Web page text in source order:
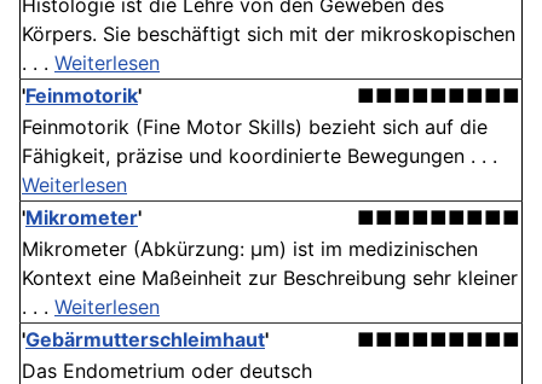
Histologie ist die Lehre von den Geweben des
Körpers. Sie beschäftigt sich mit der mikroskopischen
. . . Weiterlesen
'Feinmotorik'
■■■■■■■■■
Feinmotorik (Fine Motor Skills) bezieht sich auf die
Fähigkeit, präzise und koordinierte Bewegungen . . .
Weiterlesen
'Mikrometer'
■■■■■■■■■
Mikrometer (Abkürzung: µm) ist im medizinischen
Kontext eine Maßeinheit zur Beschreibung sehr kleiner
. . . Weiterlesen
'Gebärmutterschleimhaut'
■■■■■■■■■
Das Endometrium oder deutsch